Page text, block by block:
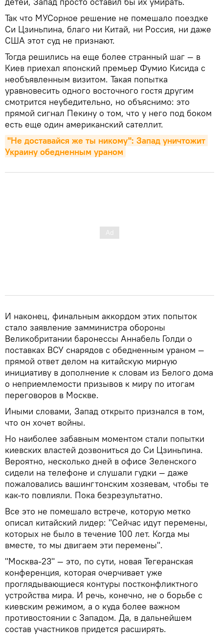
Так что МУСорное решение не помешало поездке
Си Цзиньпина, благо ни Китай, ни Россия, ни даже
США этот суд не признают.
Тогда решились на еще более странный шаг — в
Киев приехал японский премьер Фумио Кисида с
необъявленным визитом. Такая попытка
уравновесить одного восточного гостя другим
смотрится неубедительно, но объяснимо: это
прямой сигнал Пекину о том, что у него под боком
есть еще один американский сателлит.
"Не доставайся же ты никому": Запад уничтожит
Украину обедненным ураном
И наконец, финальным аккордом этих попыток
стало заявление замминистра обороны
Великобритании баронессы Аннабель Голди о
поставках ВСУ снарядов с обедненным ураном —
прямой ответ делом на китайскую мирную
инициативу в дополнение к словам из Белого дома
о неприемлемости призывов к миру по итогам
переговоров в Москве.
Иными словами, Запад открыто признался в том,
что он хочет войны.
Но наиболее забавным моментом стали попытки
киевских властей дозвониться до Си Цзиньпина.
Вероятно, несколько дней в офисе Зеленского
сидели на телефоне и слушали гудки — даже
пожаловались вашингтонским хозяевам, чтобы те
как-то повлияли. Пока безрезультатно.
Все это не помешало встрече, которую метко
описал китайский лидер: "Сейчас идут перемены,
которых не было в течение 100 лет. Когда мы
вместе, то мы двигаем эти перемены".
"Москва-23" — это, по сути, новая Тегеранская
конференция, которая очерчивает уже
проглядывающиеся контуры постконфликтного
устройства мира. И речь, конечно, не о борьбе с
киевским режимом, а о куда более важном
противостоянии с Западом. Да, в дальнейшем
состав участников придется расширять.